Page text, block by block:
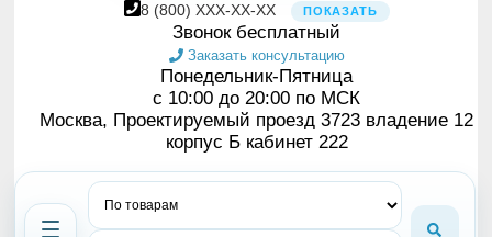
8 (800) XXX-XX-XX ПОКАЗАТЬ
Звонок бесплатный
Заказать консультацию
Понедельник-Пятница
с 10:00 до 20:00 по МСК
Москва, Проектируемый проезд 3723 владение 12
корпус Б кабинет 222